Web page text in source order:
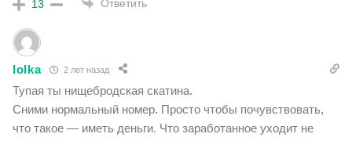
13 Ответить
lolka 2 лет назад
Тупая ты нищебродская скатина.
Сними нормальный номер. Просто чтобы почувствовать,
что такое — иметь деньги. Что заработанное уходит не